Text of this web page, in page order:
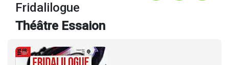
Fridalilogue
Théâtre Essaion